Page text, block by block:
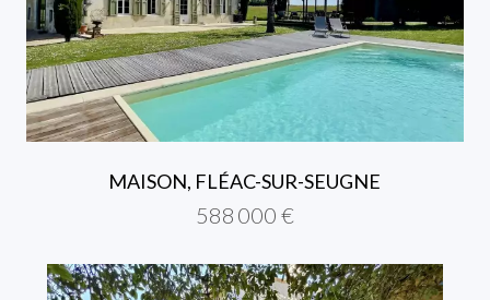
MAISON, FLÉAC-SUR-SEUGNE
588 000 €